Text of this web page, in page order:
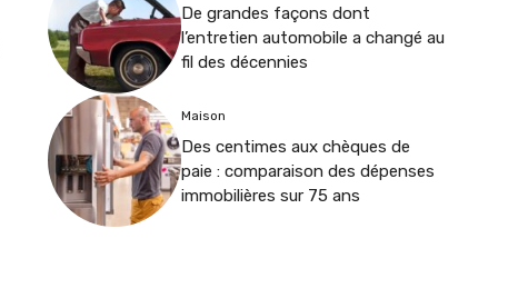
De grandes façons dont
l’entretien automobile a changé au
fil des décennies
Maison
Des centimes aux chèques de
paie : comparaison des dépenses
immobilières sur 75 ans